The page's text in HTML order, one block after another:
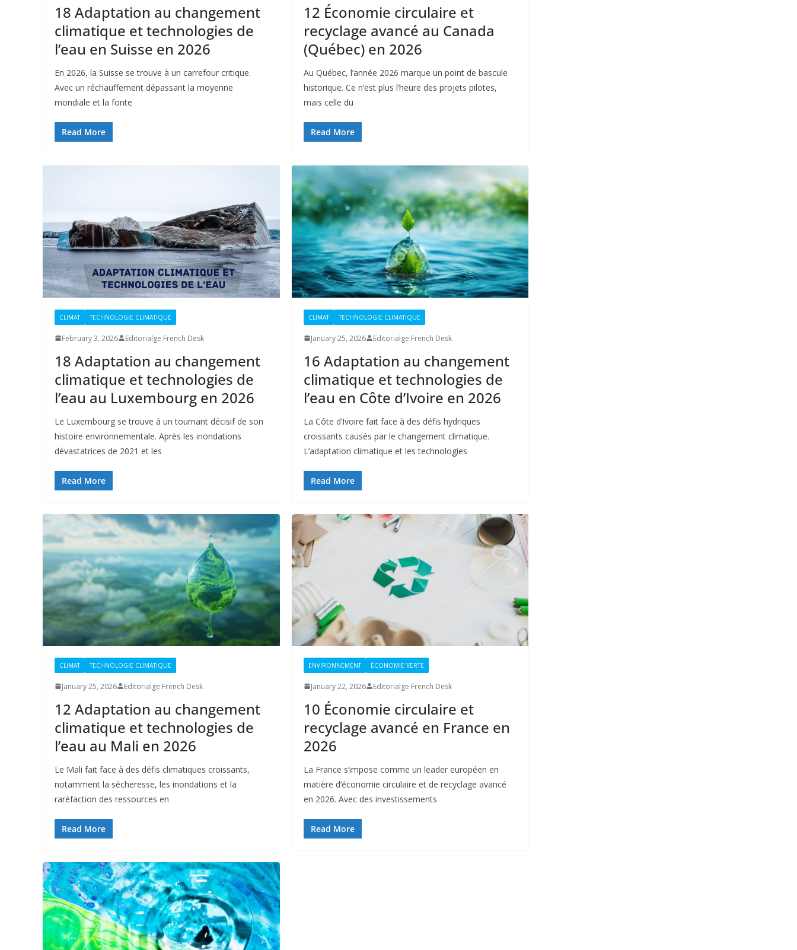
18 Adaptation au changement
climatique et technologies de
l’eau en Suisse en 2026
En 2026, la Suisse se trouve à un carrefour critique.
Avec un réchauffement dépassant la moyenne
mondiale et la fonte
Read More
12 Économie circulaire et
recyclage avancé au Canada
(Québec) en 2026
Au Québec, l’année 2026 marque un point de bascule
historique. Ce n’est plus l’heure des projets pilotes,
mais celle du
Read More
CLIMAT TECHNOLOGIE CLIMATIQUE
February 3, 2026 Editorialge French Desk
18 Adaptation au changement
climatique et technologies de
l’eau au Luxembourg en 2026
Le Luxembourg se trouve à un tournant décisif de son
histoire environnementale. Après les inondations
dévastatrices de 2021 et les
Read More
CLIMAT TECHNOLOGIE CLIMATIQUE
January 25, 2026 Editorialge French Desk
16 Adaptation au changement
climatique et technologies de
l’eau en Côte d’Ivoire en 2026
La Côte d’Ivoire fait face à des défis hydriques
croissants causés par le changement climatique.
L’adaptation climatique et les technologies
Read More
CLIMAT TECHNOLOGIE CLIMATIQUE
January 25, 2026 Editorialge French Desk
12 Adaptation au changement
climatique et technologies de
l’eau au Mali en 2026
Le Mali fait face à des défis climatiques croissants,
notamment la sécheresse, les inondations et la
raréfaction des ressources en
Read More
ENVIRONNEMENT ÉCONOMIE VERTE
January 22, 2026 Editorialge French Desk
10 Économie circulaire et
recyclage avancé en France en
2026
La France s’impose comme un leader européen en
matière d’économie circulaire et de recyclage avancé
en 2026. Avec des investissements
Read More